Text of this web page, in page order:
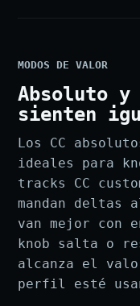
MODOS DE VALOR
Absoluto
sienten
Los CC
ideales para
tracks CC
mandan deltas
van mejor con
knob salta o
alcanza el
perfil esté